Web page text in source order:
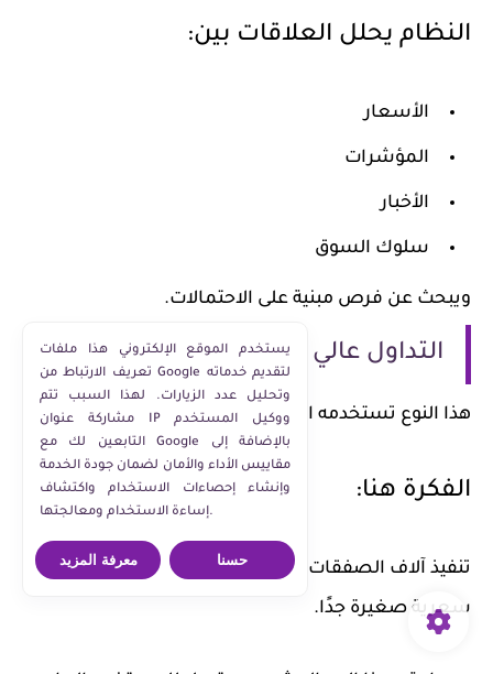
النظام يحلل العلاقات بين:
الأسعار
المؤشرات
الأخبار
سلوك السوق
ويبحث عن فرص مبنية على الاحتمالات.
التداول عالي التردد (HFT)
هذا النوع تستخدمه المؤسسات والبنوك غالبًا.
الفكرة هنا:
تنفيذ آلاف الصفقات خلال ثوانٍ للاستفادة من فروقات
سعرية صغيرة جدًا.
يستخدم الموقع الإلكتروني هذا ملفات
تعريف الارتباط من Google لتقديم خدماته
وتحليل عدد الزيارات. لهذا السبب تتم
مشاركة عنوان IP ووكيل المستخدم
التابعين لك مع Google بالإضافة إلى
مقاييس الأداء والأمان لضمان جودة الخدمة
وإنشاء إحصاءات الاستخدام واكتشاف
إساءة الاستخدام ومعالجتها.
معرفة المزيد حسنا